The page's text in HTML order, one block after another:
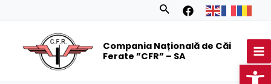
Search
Compania Națională de Căi
Ferate ”CFR” – SA